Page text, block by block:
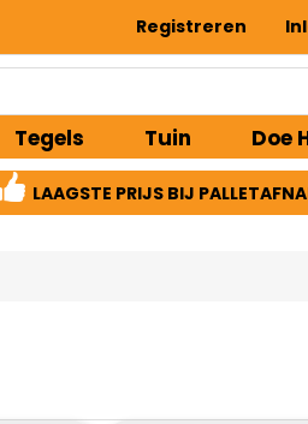
Registreren
Tegels Tuin Doe
LAAGSTE PRIJS BIJ